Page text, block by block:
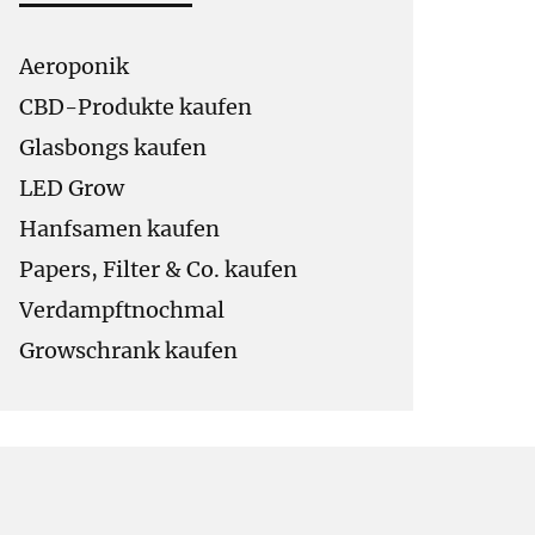
Aeroponik
CBD-Produkte kaufen
Glasbongs kaufen
LED Grow
Hanfsamen kaufen
Papers, Filter & Co. kaufen
Verdampftnochmal
Growschrank kaufen